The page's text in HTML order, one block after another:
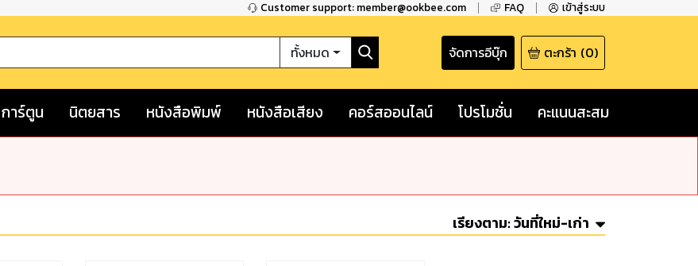
Customer support: member@ookbee.com FAQ เข้าสู่ระบบ
ทั้งหมด จัดการอีบุ๊ก ตะกร้า (0)
การ์ตูน นิตยสาร หนังสือพิมพ์ หนังสือเสียง คอร์สออนไลน์ โปรโมชั่น คะแนนสะสม
เรียงตาม:วันที่ใหม่-เก่า